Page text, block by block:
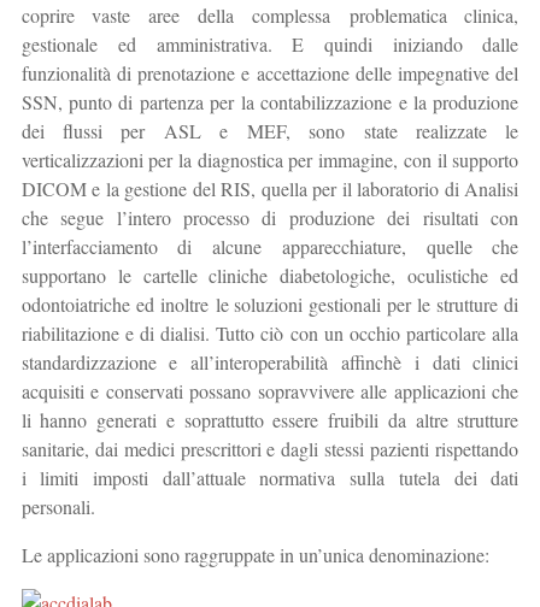
coprire vaste aree della complessa problematica clinica,
gestionale ed amministrativa. E quindi iniziando dalle
funzionalità di prenotazione e accettazione delle impegnative del
SSN, punto di partenza per la contabilizzazione e la produzione
dei flussi per ASL e MEF, sono state realizzate le
verticalizzazioni per la diagnostica per immagine, con il supporto
DICOM e la gestione del RIS, quella per il laboratorio di Analisi
che segue l’intero processo di produzione dei risultati con
l’interfacciamento di alcune apparecchiature, quelle che
supportano le cartelle cliniche diabetologiche, oculistiche ed
odontoiatriche ed inoltre le soluzioni gestionali per le strutture di
riabilitazione e di dialisi. Tutto ciò con un occhio particolare alla
standardizzazione e all’interoperabilità affinchè i dati clinici
acquisiti e conservati possano sopravvivere alle applicazioni che
li hanno generati e soprattutto essere fruibili da altre strutture
sanitarie, dai medici prescrittori e dagli stessi pazienti rispettando
i limiti imposti dall’attuale normativa sulla tutela dei dati
personali.
Le applicazioni sono raggruppate in un’unica denominazione: